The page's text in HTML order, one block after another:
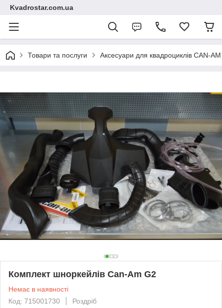
Kvadrostar.com.ua
Товари та послуги Аксесуари для квадроциклів CAN-
Комплект шноркейлів Can-Am G2
Немає в наявності
Код: 715001730
Роздріб